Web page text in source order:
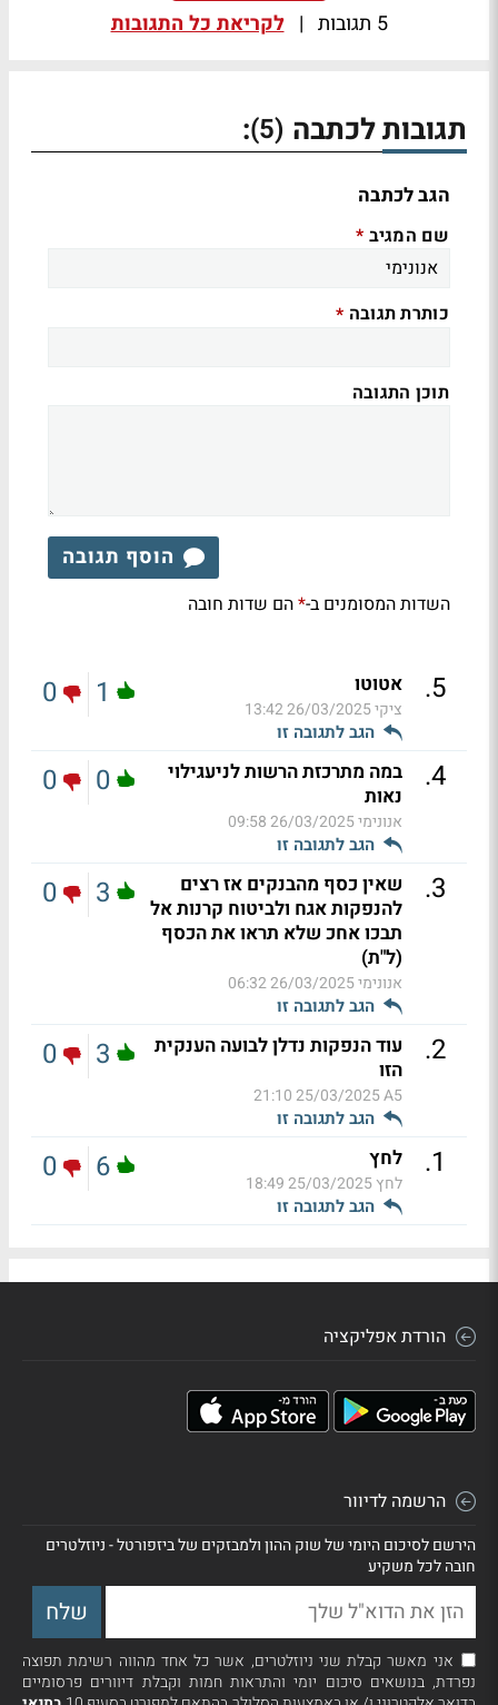
5 תגובות | לקריאת כל התגובות
תגובות לכתבה (5)
:
הגב לכתבה
שם המגיב *
כותרת תגובה *
תוכן התגובה
הוסף תגובה
השדות המסומנים ב-*הם שדות חובה
5
. אטוטו
ציקי26/03/2025 13:42
הגב לתגובה זו
1
0
4
.
במה מתרכזת הרשות לניעגילוי
נאות
אנונימי26/03/2025 09:58
הגב לתגובה זו
0
0
3
.
שאין כסף מהבנקים אז רצים
להנפקות אגח ולביטוח קרנות אל
תבכו אחכ שלא תראו את הכסף
(ל"ת)
אנונימי26/03/2025 06:32
הגב לתגובה זו
3
0
2
.
עוד הנפקות נדלן לבועה הענקית
הזו
A5
25/03/2025 21:10
הגב לתגובה זו
3
0
1
. לחץ
לחץ25/03/2025 18:49
הגב לתגובה זו
6
0
הורדת אפליקציה
הרשמה לדיוור
הירשם לסיכום היומי של שוק ההון ולמבזקים של ביזפורטל - ניוזלטרים
חובה לכל משקיע
אני מאשר קבלת שני ניוזלטרים, אשר כל אחד מהווה רשימת תפוצה
נפרדת, בנושאים סיכום יומי והתראות חמות וקבלת דיוורים פרסומיים